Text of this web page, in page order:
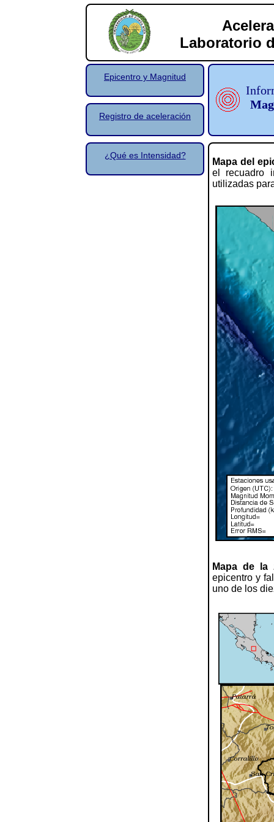
Laboratorio
Epicentro y Magnitud
Registro de aceleración
¿Qué es Intensidad?
Mapa del
el recuadro
utilizadas
Mapa de la
epicentro y
uno de los